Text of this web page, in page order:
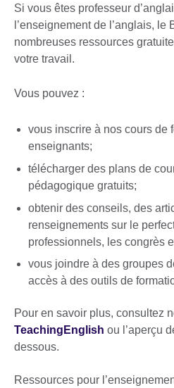
Si vous êtes professeur
l’enseignement de l’anglais,
nombreuses ressources
votre travail.
Vous pouvez :
vous inscrire à nos cours de
enseignants;
télécharger des plans de
pédagogique gratuits;
obtenir des conseils, des
renseignements sur le
professionnels, les congrès
vous joindre à des groupes
accès à des outils de
Pour en savoir plus, consultez
TeachingEnglish ou l’aperçu
dessous.
Ressources pour